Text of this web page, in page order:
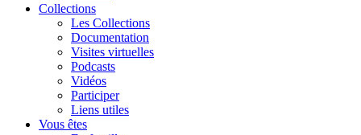
Collections
Les Collections
Documentation
Visites virtuelles
Podcasts
Vidéos
Participer
Liens utiles
Vous êtes